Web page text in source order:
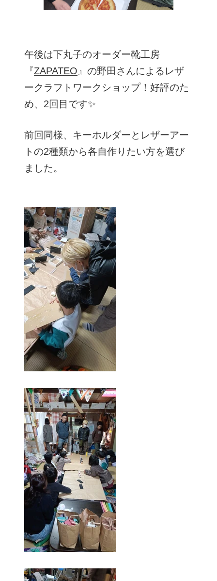
午後は下丸子のオーダー靴工房
『ZAPATEO 』の野田さんによるレザ
ークラフトワークショップ！好評のた
め、2回目です✨
前回同様、キーホルダーとレザーアー
トの2種類から各自作りたい方を選び
ました。